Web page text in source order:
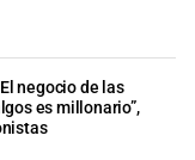
negocio de las
es millonario”,